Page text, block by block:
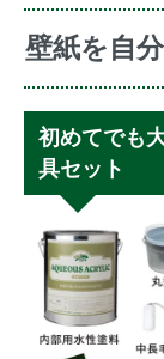
壁紙を自
初めてでも
具セット